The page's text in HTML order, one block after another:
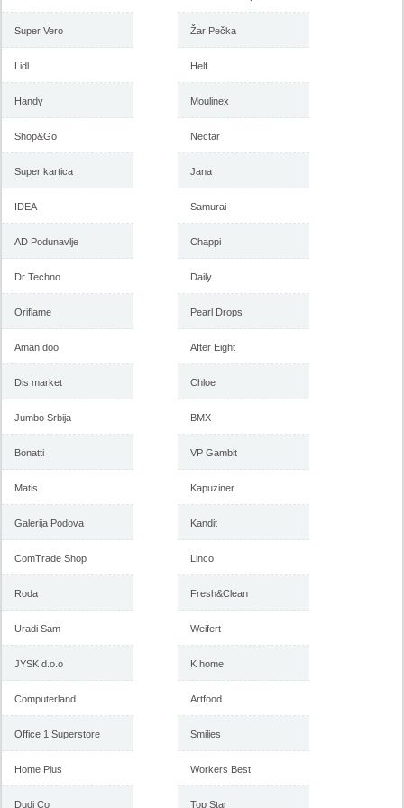
Super Vero
Lidl
Handy
Shop&Go
Super kartica
IDEA
AD Podunavlje
Dr Techno
Oriflame
Aman doo
Dis market
Jumbo Srbija
Bonatti
Matis
Galerija Podova
ComTrade Shop
Roda
Uradi Sam
JYSK d.o.o
Computerland
Office 1 Superstore
Home Plus
Dudi Co
Žar Pečka
Helf
Moulinex
Nectar
Jana
Samurai
Chappi
Daily
Pearl Drops
After Eight
Chloe
BMX
VP Gambit
Kapuziner
Kandit
Linco
Fresh&Clean
Weifert
K home
Artfood
Smilies
Workers Best
Top Star